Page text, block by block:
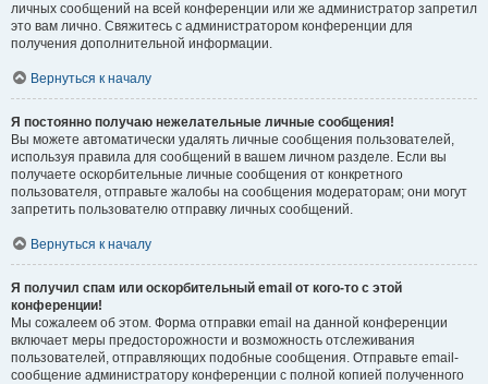
личных сообщений на всей конференции или же администратор запретил
это вам лично. Свяжитесь с администратором конференции для
получения дополнительной информации.
Вернуться к началу
Я постоянно получаю нежелательные личные сообщения!
Вы можете автоматически удалять личные сообщения пользователей,
используя правила для сообщений в вашем личном разделе. Если вы
получаете оскорбительные личные сообщения от конкретного
пользователя, отправьте жалобы на сообщения модераторам; они могут
запретить пользователю отправку личных сообщений.
Вернуться к началу
Я получил спам или оскорбительный email от кого-то с этой
конференции!
Мы сожалеем об этом. Форма отправки email на данной конференции
включает меры предосторожности и возможность отслеживания
пользователей, отправляющих подобные сообщения. Отправьте email-
сообщение администратору конференции с полной копией полученного